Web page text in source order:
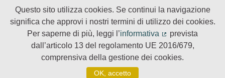
Questo sito utilizza cookies. Se continui la navigazione
significa che approvi i nostri termini di utilizzo dei cookies.
Per saperne di più, leggi l’informativa
(Collegamento
prevista
dall’articolo 13 del regolamento UE 2016/679,
comprensiva della gestione dei cookies.
OK, accetto